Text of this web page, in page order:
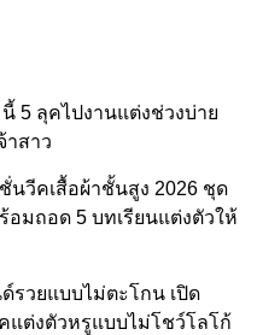
5 ลุคไปงานแต่งช่วงบ่าย
าสาว
นวีคเสื้อผ้าชั้นสูง 2026 ชุด
อมถอด 5 บทเรียนแต่งตัวให้
รวยแบบไม่ตะโกน เปิด
แต่งตัวหรูแบบไม่โชว์โลโก้